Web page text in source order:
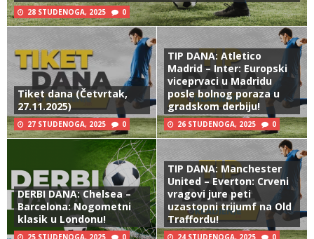
28 STUDENOGA, 2025 0
Tiket dana (Četvrtak,
27.11.2025)
27 STUDENOGA, 2025 0
TIP DANA: Atletico
Madrid – Inter: Europski
viceprvaci u Madridu
posle bolnog poraza u
gradskom derbiju!
26 STUDENOGA, 2025 0
DERBI DANA: Chelsea –
Barcelona: Nogometni
klasik u Londonu!
25 STUDENOGA, 2025 0
TIP DANA: Manchester
United – Everton: Crveni
vragovi jure peti
uzastopni trijumf na Old
Traffordu!
24 STUDENOGA, 2025 0